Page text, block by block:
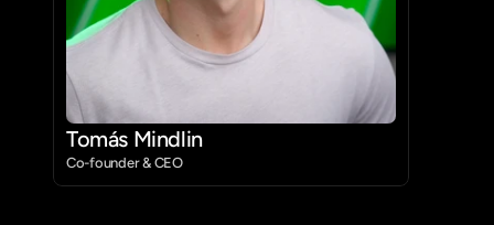
Tomás Mindlin
Co-founder & CEO